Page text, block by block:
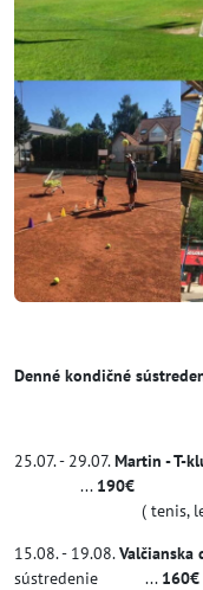
Denné kondičné
25.07. - 29.07.Martin - T-
... 190€
( tenis, lezenie
15.08. - 19.08.Valčianska
sústredenie ... 160€